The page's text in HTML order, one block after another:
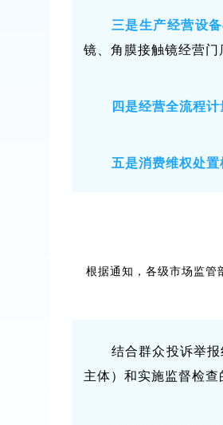
三是生产经营设备
镜、角膜接触镜经营门
四是经营全流程计
五是消费维权处置
根据通知，各级市场监管
结合群众投诉举
主体）和实施监督检查